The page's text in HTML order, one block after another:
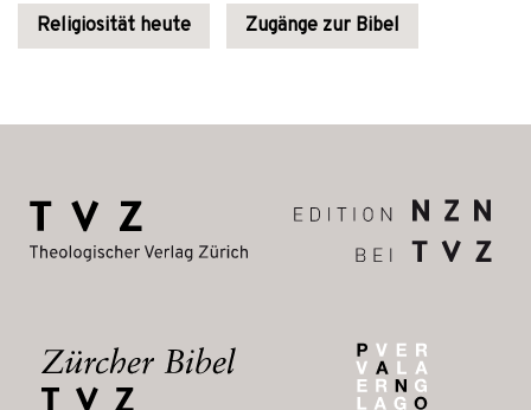
Religiosität heute Zugänge zur Bibel